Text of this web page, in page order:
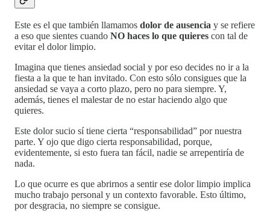
Este es el que también llamamos dolor de ausencia y se refiere
a eso que sientes cuando NO haces lo que quieres con tal de
evitar el dolor limpio.
Imagina que tienes ansiedad social y por eso decides no ir a la
fiesta a la que te han invitado. Con esto sólo consigues que la
ansiedad se vaya a corto plazo, pero no para siempre. Y,
además, tienes el malestar de no estar haciendo algo que
quieres.
Este dolor sucio sí tiene cierta “responsabilidad” por nuestra
parte. Y ojo que digo cierta responsabilidad, porque,
evidentemente, si esto fuera tan fácil, nadie se arrepentiría de
nada.
Lo que ocurre es que abrirnos a sentir ese dolor limpio implica
mucho trabajo personal y un contexto favorable. Esto último,
por desgracia, no siempre se consigue.